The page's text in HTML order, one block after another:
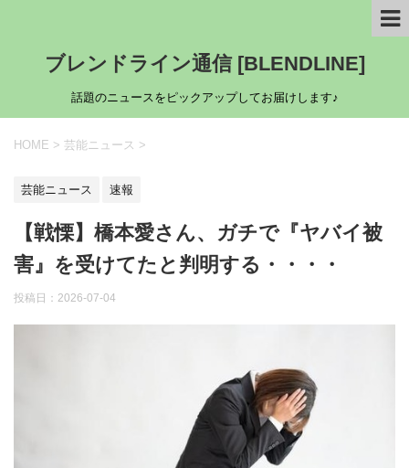
ブレンドライン通信 [BLENDLINE]
話題のニュースをピックアップしてお届けします♪
HOME > 芸能ニュース >
芸能ニュース 速報
【戦慄】橋本愛さん、ガチで『ヤバイ被
害』を受けてたと判明する・・・・
投稿日： 2026-07-04